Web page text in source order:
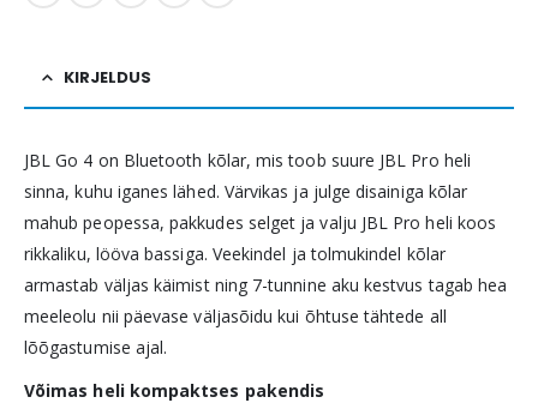
KIRJELDUS
JBL Go 4 on Bluetooth kõlar, mis toob suure JBL Pro heli
sinna, kuhu iganes lähed. Värvikas ja julge disainiga kõlar
mahub peopessa, pakkudes selget ja valju JBL Pro heli koos
rikkaliku, lööva bassiga. Veekindel ja tolmukindel kõlar
armastab väljas käimist ning 7-tunnine aku kestvus tagab hea
meeleolu nii päevase väljasõidu kui õhtuse tähtede all
lõõgastumise ajal.
Võimas heli kompaktses pakendis